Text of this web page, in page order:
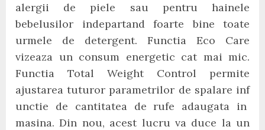
alergii de piele sau pentru hainele
bebelusilor indepartand foarte bine toate
urmele de detergent. Functia Eco Care
vizeaza un consum energetic cat mai mic.
Functia Total Weight Control permite
ajustarea tuturor parametrilor de spalare inf
unctie de cantitatea de rufe adaugata in
masina. Din nou, acest lucru va duce la un